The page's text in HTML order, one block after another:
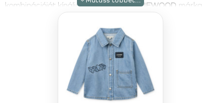
kombinációját kínálja egész évben. ALIEWOOD márka
precíz kidolgozásáról, időtálló esztétikájáról és kellemes
tapintású, ugyanakkor tartós anyagairól ismert. A
kabátok és pulóverek úgy készülnek, hogy
biztosítsanak mozgás közbenés
megbízható meleget
anélkül, hogy nehézkes viseletet jelentenének.
A LIEWOOD pulóverek ideális alapdarabjai a mindennapi
öltözetnek – puhák, kényelmesek és könnyen
kombinálhatók nadrággal, rövidnadrággal vagy ruhával.